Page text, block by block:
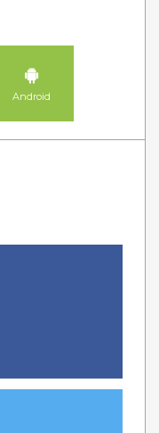
Android